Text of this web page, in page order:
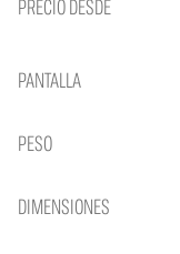
PRECIO DESDE
PANTALLA
PESO
DIMENSIONES